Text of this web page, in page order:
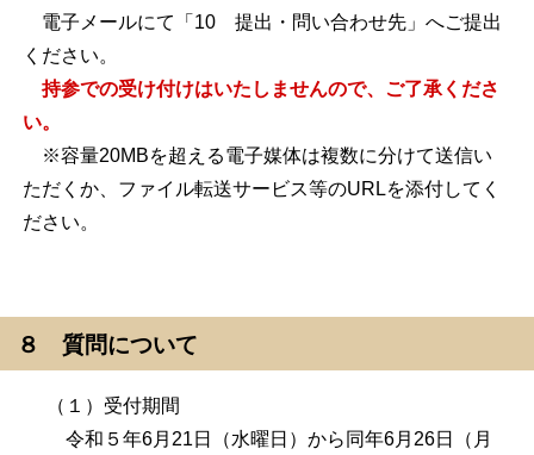
電子メールにて「10 提出・問い合わせ先」へご提出
ください。
持参での受け付けはいたしませんので、ご了承くださ
い。
※容量20MBを超える電子媒体は複数に分けて送信い
ただくか、ファイル転送サービス等のURLを添付してく
ださい。
８ 質問について
（１）受付期間
令和５年6月21日（水曜日）から同年6月26日（月